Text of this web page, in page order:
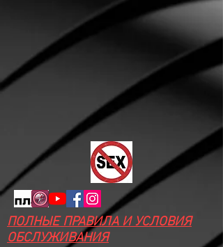
ПОЛНЫЕ ПРАВИЛА И УСЛОВИЯ
ОБСЛУЖИВАНИЯ